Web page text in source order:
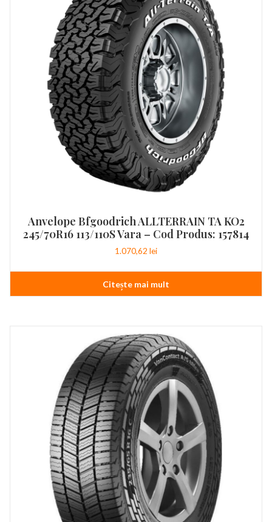
Anvelope Bfgoodrich ALLTERRAIN TA KO2
245/70R16 113/110S Vara – Cod Produs: 157814
1.070,62 lei
Citește mai mult